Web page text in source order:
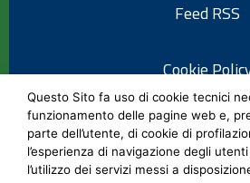
Feed RSS
Cookie
Informativa
Questo Sito fa uso di cookie tecnici
funzionamento delle pagine web e,
parte dell’utente, di cookie di
l’esperienza di navigazione degli
l’utilizzo dei servizi messi a